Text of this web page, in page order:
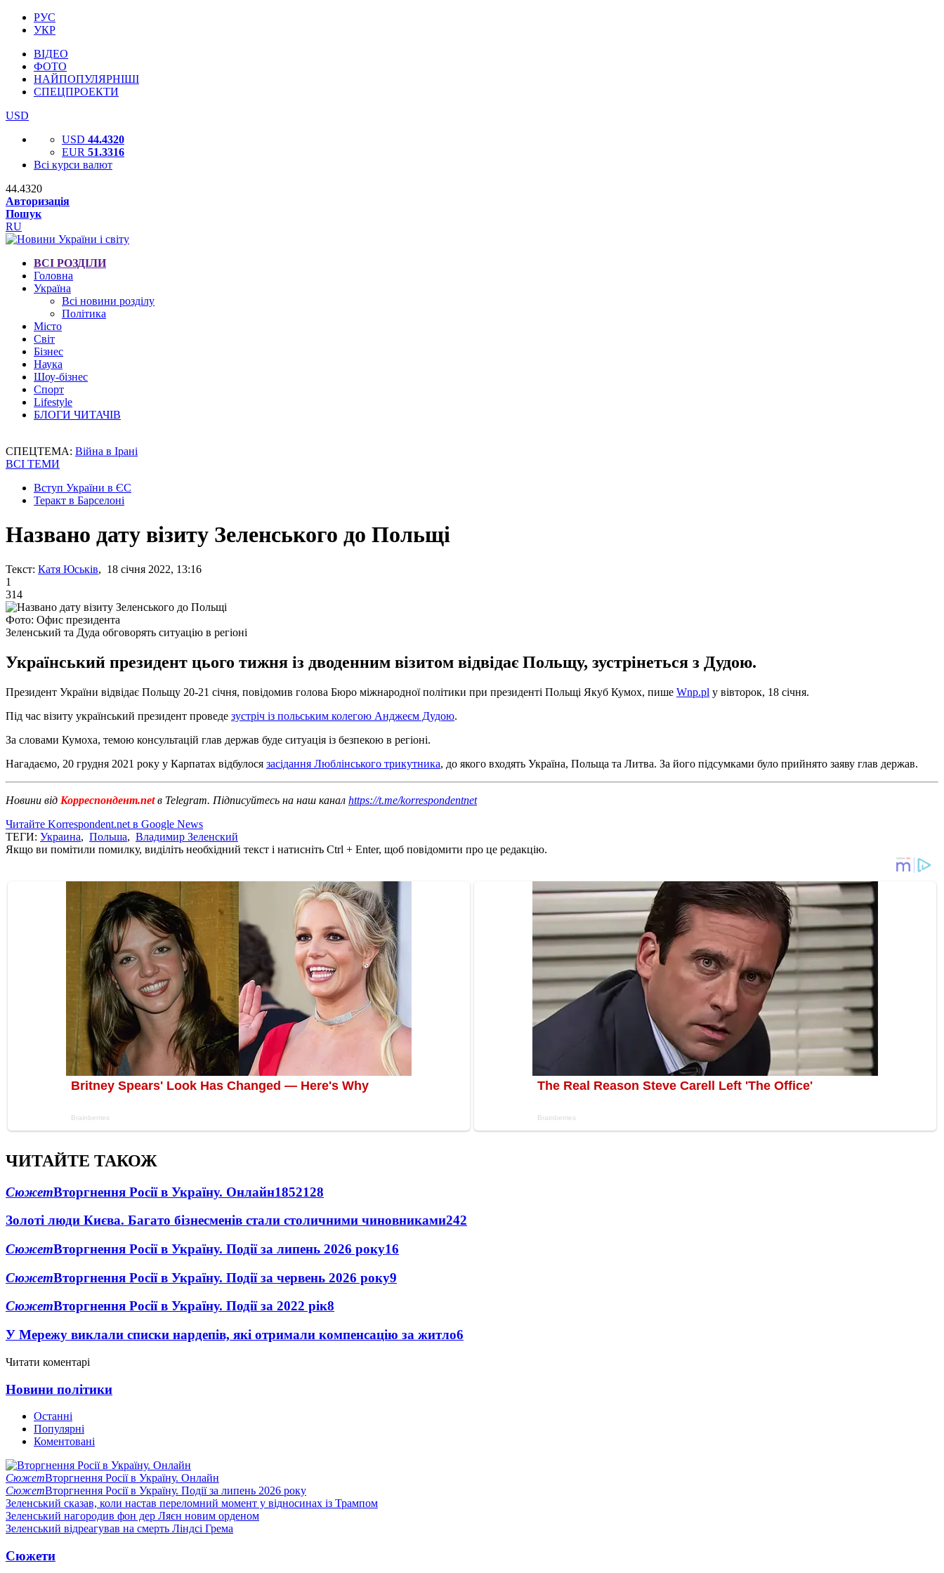
РУС
УКР
ВІДЕО
ФОТО
НАЙПОПУЛЯРНІШІ
СПЕЦПРОЕКТИ
USD
USD 44.4320
EUR 51.3316
Всі курси валют
44.4320
Авторизація
Пошук
RU
ВСІ РОЗДІЛИ
Головна
Україна
Всі новини розділу
Політика
Місто
Світ
Бізнес
Наука
Шоу-бізнес
Спорт
Lifestyle
БЛОГИ ЧИТАЧІВ
СПЕЦТЕМА: Війна в Ірані
ВСІ ТЕМИ
Вступ України в ЄС
Теракт в Барселоні
Названо дату візиту Зеленського до Польщі
Текст: Катя Юськів, 18 січня 2022, 13:16
1
314
Фото: Офис президента
Зеленський та Дуда обговорять ситуацію в регіоні
Український президент цього тижня із дводенним візитом відвідає Польщу, зустрінеться з Дудою.
Президент України відвідає Польщу 20-21 січня, повідомив голова Бюро міжнародної політики при президенті Польщі Якуб Кумох, пише Wnp.pl у вівторок, 18 січня.
Під час візиту український президент проведе зустріч із польським колегою Анджеєм Дудою.
За словами Кумоха, темою консультацій глав держав буде ситуація із безпекою в регіоні.
Нагадаємо, 20 грудня 2021 року у Карпатах відбулося засідання Люблінського трикутника, до якого входять Україна, Польща та Литва. За його підсумками було прийнято заяву глав держав.
Новини від Корреспондент.netв Telegram. Підписуйтесь на наш канал https://t.me/korrespondentnet
Читайте Korrespondent.net в Google News
ТЕГИ: Украина, Польша, Владимир Зеленский
Якщо ви помітили помилку, виділіть необхідний текст і натисніть Ctrl + Enter, щоб повідомити про це редакцію.
ЧИТАЙТЕ ТАКОЖ
СюжетВторгнення Росії в Україну. Онлайн1852128
Золоті люди Києва. Багато бізнесменів стали столичними чиновниками242
СюжетВторгнення Росії в Україну. Події за липень 2026 року16
СюжетВторгнення Росії в Україну. Події за червень 2026 року9
СюжетВторгнення Росії в Україну. Події за 2022 рік8
У Мережу виклали списки нардепів, які отримали компенсацію за житло6
Читати коментарі
Новини політики
Останні
Популярні
Коментовані
СюжетВторгнення Росії в Україну. Онлайн
СюжетВторгнення Росії в Україну. Події за липень 2026 року
Зеленський сказав, коли настав переломний момент у відносинах із Трампом
Зеленський нагородив фон дер Ляєн новим орденом
Зеленський відреагував на смерть Ліндсі Грема
Сюжети